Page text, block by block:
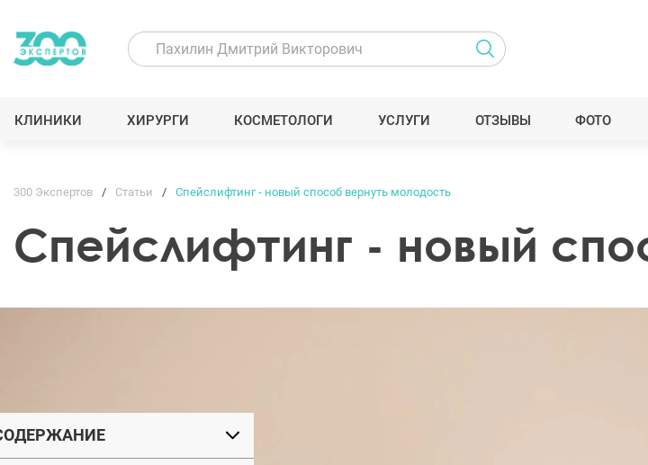
КЛИНИКИ ХИРУРГИ КОСМЕТОЛОГИ УСЛУГИ ОТЗЫВЫ ФОТО
300 Экспертов Статьи Спейслифтинг - новый способ вернуть молодость
Спейслифтинг - новый